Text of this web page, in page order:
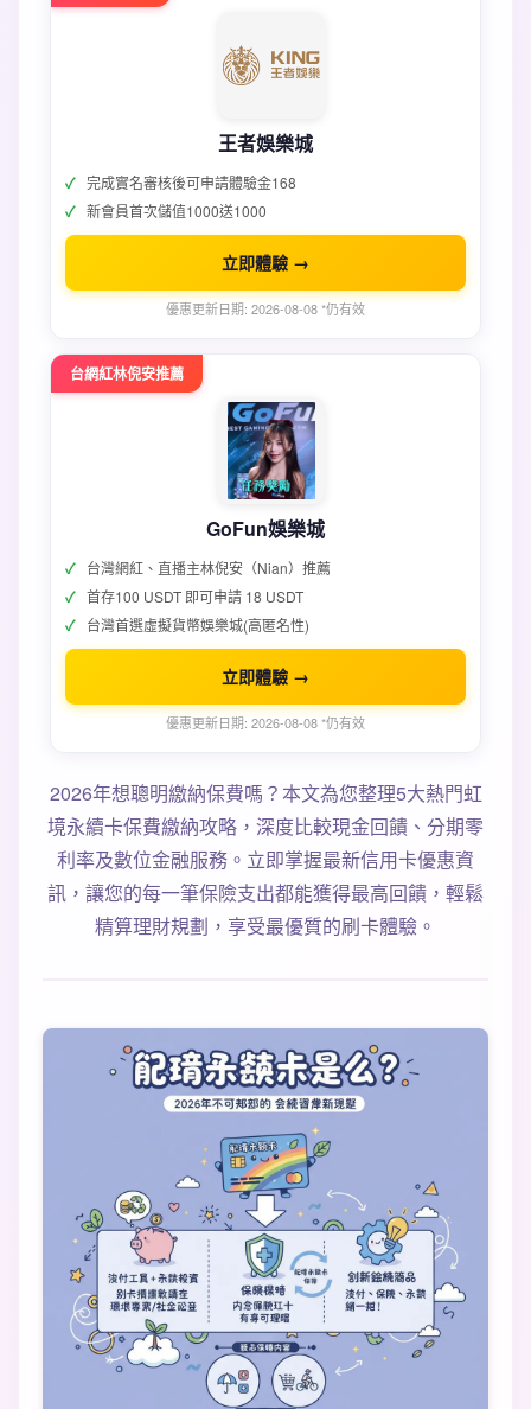
王者娛樂城
完成實名審核後可申請體驗金168
新會員首次儲值1000送1000
立即體驗 →
優惠更新日期: 2026-08-08 *仍有效
台網紅林倪安推薦
GoFun娛樂城
台灣網紅、直播主林倪安（Nian）推薦
首存100 USDT 即可申請 18 USDT
台灣首選虛擬貨幣娛樂城(高匿名性)
立即體驗 →
優惠更新日期: 2026-08-08 *仍有效
2026年想聰明繳納保費嗎？本文為您整理5大熱門虹
境永續卡保費繳納攻略，深度比較現金回饋、分期零
利率及數位金融服務。立即掌握最新信用卡優惠資
訊，讓您的每一筆保險支出都能獲得最高回饋，輕鬆
精算理財規劃，享受最優質的刷卡體驗。